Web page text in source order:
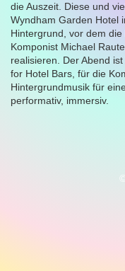
die Auszeit. Diese und
Wyndham Garden Hotel
Hintergrund, vor dem
Komponist Michael
realisieren. Der Abend
for Hotel Bars, für die
Hintergrundmusik für
performativ, immersiv.